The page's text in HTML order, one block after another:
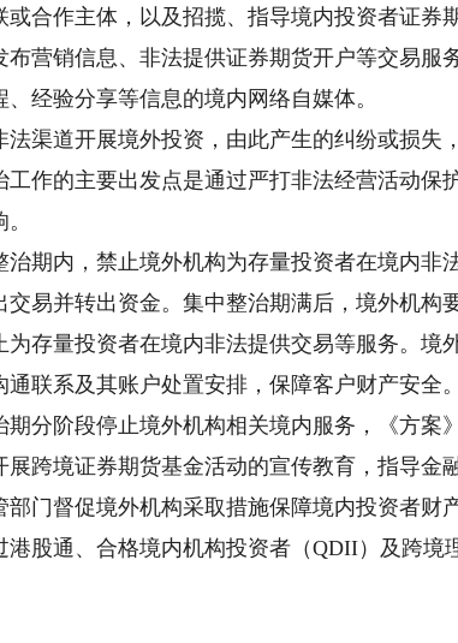
合作主体，以及招揽、指导境内投资者证券
营销信息、非法提供证券期货开户等交易服
经验分享等信息的境内网络自媒体。
道开展境外投资，由此产生的纠纷或损失
工作的主要出发点是通过严打非法经营活动保
内，禁止境外机构为存量投资者在境内非
易并转出资金。集中整治期满后，境外机构
存量投资者在境内非法提供交易等服务。境
联系及其账户处置安排，保障客户财产安全。
阶段停止境外机构相关境内服务，《方案
展跨境证券期货基金活动的宣传教育，指导金
门督促境外机构采取措施保障境内投资者财
港股通、合格境内机构投资者（QDII）及跨境